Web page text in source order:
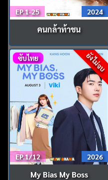
EP.1-25 2024
คนกล้าท้าชน
ยังไม่จบ
ซับไทย
EP.1/12 2026
My Bias My Boss